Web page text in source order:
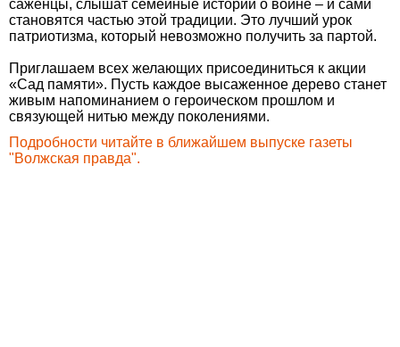
саженцы, слышат семейные истории о войне – и сами
становятся частью этой традиции. Это лучший урок
патриотизма, который невозможно получить за партой.
Приглашаем всех желающих присоединиться к акции
«Сад памяти». Пусть каждое высаженное дерево станет
живым напоминанием о героическом прошлом и
связующей нитью между поколениями.
Подробности читайте в ближайшем выпуске газеты
"Волжская правда".